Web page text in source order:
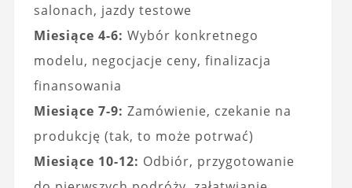
salonach, jazdy testowe
Miesiące 4-6: Wybór konkretnego
modelu, negocjacje ceny, finalizacja
finansowania
Miesiące 7-9: Zamówienie, czekanie na
produkcję (tak, to może potrwać)
Miesiące 10-12: Odbiór, przygotowanie